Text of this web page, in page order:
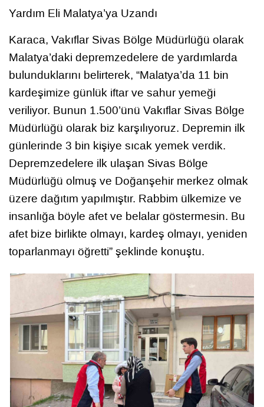
Yardım Eli Malatya’ya Uzandı
Karaca, Vakıflar Sivas Bölge Müdürlüğü olarak
Malatya’daki depremzedelere de yardımlarda
bulunduklarını belirterek, “Malatya’da 11 bin
kardeşimize günlük iftar ve sahur yemeği
veriliyor. Bunun 1.500’ünü Vakıflar Sivas Bölge
Müdürlüğü olarak biz karşılıyoruz. Depremin ilk
günlerinde 3 bin kişiye sıcak yemek verdik.
Depremzedelere ilk ulaşan Sivas Bölge
Müdürlüğü olmuş ve Doğanşehir merkez olmak
üzere dağıtım yapılmıştır. Rabbim ülkemize ve
insanlığa böyle afet ve belalar göstermesin. Bu
afet bize birlikte olmayı, kardeş olmayı, yeniden
toparlanmayı öğretti” şeklinde konuştu.